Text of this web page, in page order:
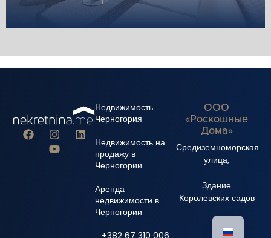
Недвижимость
Черногория
Недвижимость на
продажу в
Черногории
Аренда
недвижимости в
Черногории
+382 67 310 006
ООО
«Роскошные
Дома»
Средиземноморская
улица,
Здание
Королевских садов